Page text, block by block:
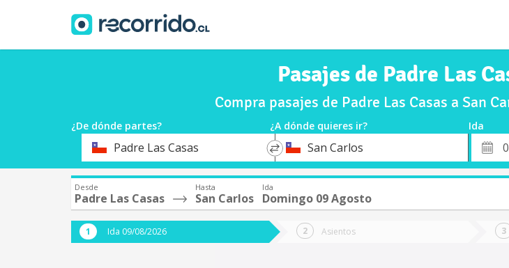
Pasajes de Padre Las
Compra pasajes de Padre Las Casas a San
¿De dónde partes? ¿A dónde quieres ir? Ida
OrigenPadre Las Casas
*
DestinoSan Carlos
Fecha
de
Desde
Padre Las Casas
Hasta
San Carlos
Ida
Domingo 09 Agosto
Ida 09/08/2026 Asientos